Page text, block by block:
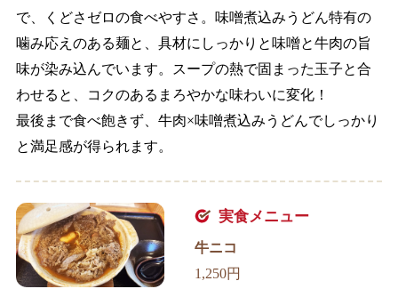
で、くどさゼロの食べやすさ。味噌煮込みうどん特有の
噛み応えのある麺と、具材にしっかりと味噌と牛肉の旨
味が染み込んでいます。スープの熱で固まった玉子と合
わせると、コクのあるまろやかな味わいに変化！
最後まで食べ飽きず、牛肉×味噌煮込みうどんでしっかり
と満足感が得られます。
実食メニュー
牛ニコ
1,250円